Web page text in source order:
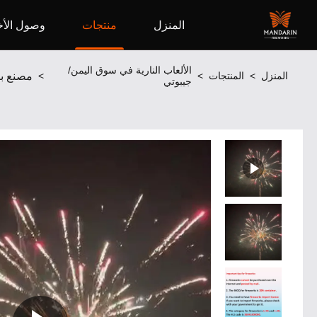
المنزل منتجات وصول
المنزل > المنتجات > الألعاب النارية في سوق اليمن/
جيبوتي
>